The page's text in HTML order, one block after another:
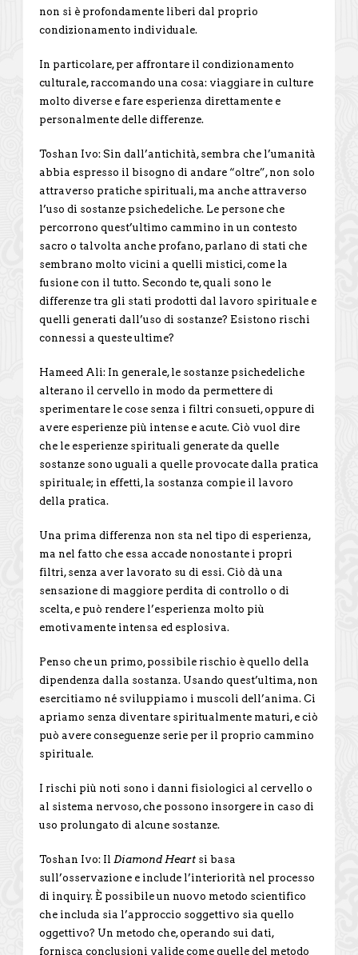
non si è profondamente liberi dal proprio
condizionamento individuale.
In particolare, per affrontare il condizionamento
culturale, raccomando una cosa: viaggiare in culture
molto diverse e fare esperienza direttamente e
personalmente delle differenze.
Toshan Ivo: Sin dall’antichità, sembra che l’umanità
abbia espresso il bisogno di andare “oltre”, non solo
attraverso pratiche spirituali, ma anche attraverso
l’uso di sostanze psichedeliche. Le persone che
percorrono quest’ultimo cammino in un contesto
sacro o talvolta anche profano, parlano di stati che
sembrano molto vicini a quelli mistici, come la
fusione con il tutto. Secondo te, quali sono le
differenze tra gli stati prodotti dal lavoro spirituale e
quelli generati dall’uso di sostanze? Esistono rischi
connessi a queste ultime?
Hameed Ali: In generale, le sostanze psichedeliche
alterano il cervello in modo da permettere di
sperimentare le cose senza i filtri consueti, oppure di
avere esperienze più intense e acute. Ciò vuol dire
che le esperienze spirituali generate da quelle
sostanze sono uguali a quelle provocate dalla pratica
spirituale; in effetti, la sostanza compie il lavoro
della pratica.
Una prima differenza non sta nel tipo di esperienza,
ma nel fatto che essa accade nonostante i propri
filtri, senza aver lavorato su di essi. Ciò dà una
sensazione di maggiore perdita di controllo o di
scelta, e può rendere l’esperienza molto più
emotivamente intensa ed esplosiva.
Penso che un primo, possibile rischio è quello della
dipendenza dalla sostanza. Usando quest’ultima, non
esercitiamo né sviluppiamo i muscoli dell’anima. Ci
apriamo senza diventare spiritualmente maturi, e ciò
può avere conseguenze serie per il proprio cammino
spirituale.
I rischi più noti sono i danni fisiologici al cervello o
al sistema nervoso, che possono insorgere in caso di
uso prolungato di alcune sostanze.
Toshan Ivo: Il Diamond Heart si basa
sull’osservazione e include l’interiorità nel processo
di inquiry. È possibile un nuovo metodo scientifico
che includa sia l’approccio soggettivo sia quello
oggettivo? Un metodo che, operando sui dati,
fornisca conclusioni valide come quelle del metodo